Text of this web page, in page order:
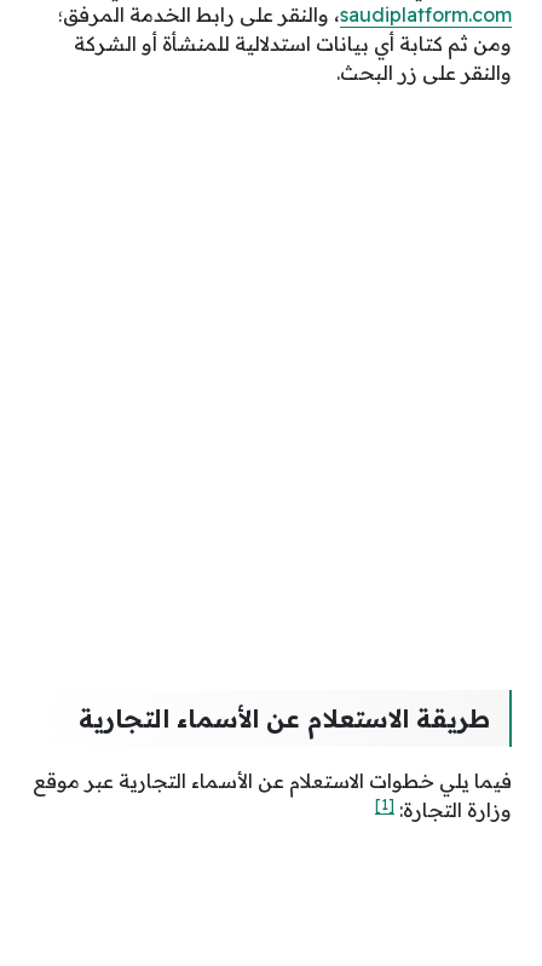
saudiplatform.com، والنقر على رابط الخدمة المرفق؛
ومن ثم كتابة أي بيانات استدلالية للمنشأة أو الشركة
والنقر على زر البحث.
طريقة الاستعلام عن الأسماء التجارية
فيما يلي خطوات الاستعلام عن الأسماء التجارية عبر موقع
وزارة التجارة: [1]